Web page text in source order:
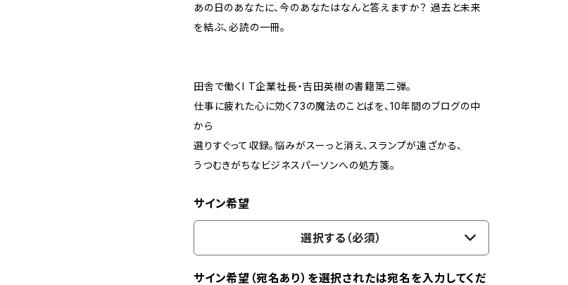
あの日のあなたに、今のあなたはなんと答えますか？ 過去と未来
を結ぶ、必読の一冊。
田舎で働くI T企業社長・吉田英樹の書籍第二弾。
仕事に疲れた心に効く73の魔法のことばを、10年間のブログの中
から
選りすぐって収録。悩みがスーっと消え、スランプが遠ざかる、
うつむきがちなビジネスパーソンへの処方箋。
サイン希望
選択する（必須）
サイン希望（宛名あり）を選択されたは宛名を入力してくだ